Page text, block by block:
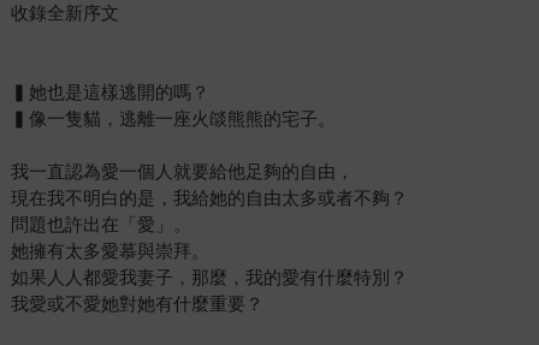
收錄全新序文
▍她也是這樣逃開的嗎？
▍像一隻貓，逃離一座火燄熊熊的宅子。
我一直認為愛一個人就要給他足夠的自由，
現在我不明白的是，我給她的自由太多或者不夠？
問題也許出在「愛」。
她擁有太多愛慕與崇拜。
如果人人都愛我妻子，那麼，我的愛有什麼特別？
我愛或不愛她對她有什麼重要？